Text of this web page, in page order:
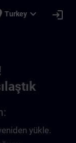
Turkey expand_more login
yükle.